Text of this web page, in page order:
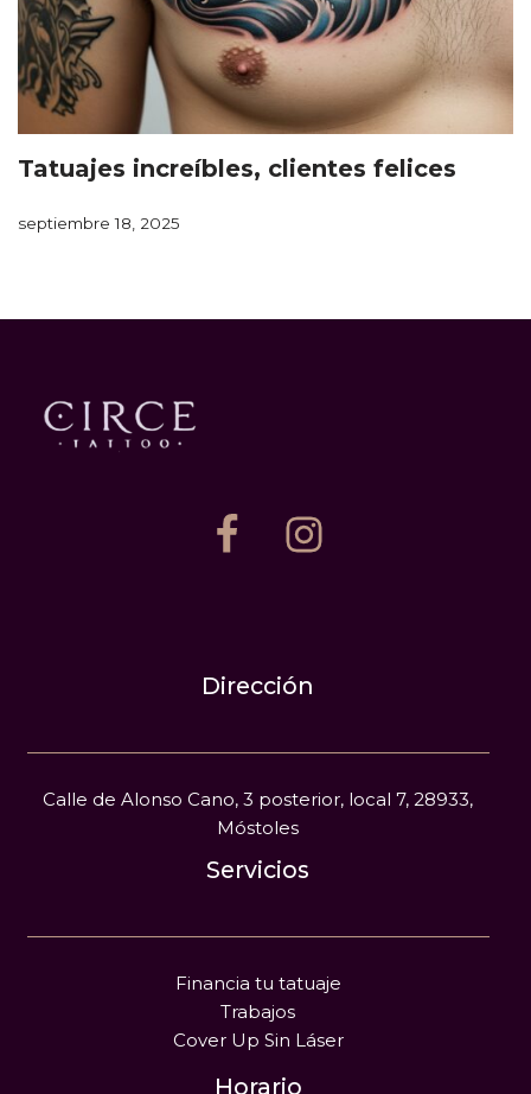
Tatuajes increíbles, clientes felices
septiembre 18, 2025
Dirección
Calle de Alonso Cano, 3 posterior, local 7, 28933,
Móstoles
Servicios
Financia tu tatuaje
Trabajos
Cover Up Sin Láser
Horario